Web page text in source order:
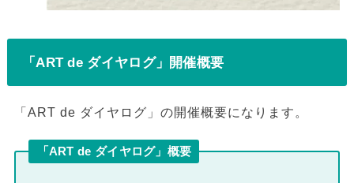
「ART de ダイヤログ」開催概要
「ART de ダイヤログ」の開催概要になります。
「ART de ダイヤログ」概要